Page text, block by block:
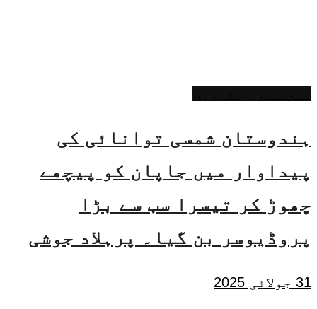
ہندوستان شمسی توانائی کی
پیداوار میں جاپان کو پیچھے
چھوڑ کر تیسرا سب سے بڑا
پروڈیوسر بن گیا۔ پرہلاد جوشی
31 جولائی 2025